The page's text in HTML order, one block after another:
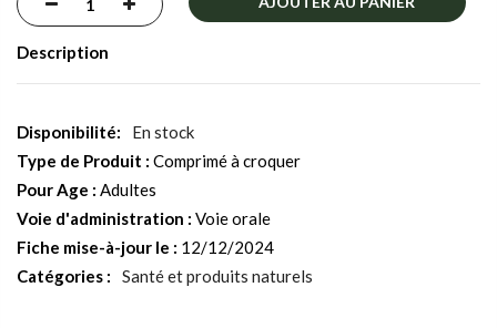
Description
En stock
Type de Produit : Comprimé à croquer
Pour Age : Adultes
Voie d'administration : Voie orale
Fiche mise-à-jour le : 12/12/2024
Catégories :
Santé et produits naturels